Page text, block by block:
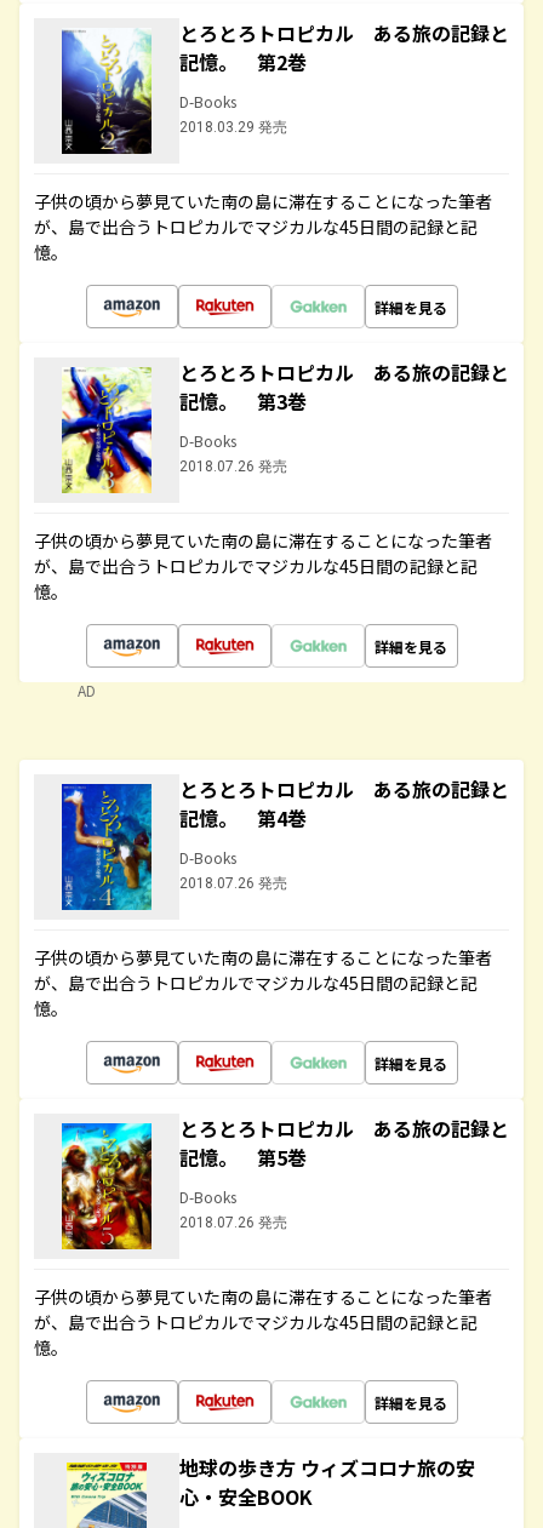
とろとろトロピカル ある旅の記録と
記憶。 第2巻
D-Books
2018.03.29 発売
子供の頃から夢見ていた南の島に滞在することになった筆者
が、島で出合うトロピカルでマジカルな45日間の記録と記
憶。
詳細を見る
とろとろトロピカル ある旅の記録と
記憶。 第3巻
D-Books
2018.07.26 発売
子供の頃から夢見ていた南の島に滞在することになった筆者
が、島で出合うトロピカルでマジカルな45日間の記録と記
憶。
詳細を見る
AD
とろとろトロピカル ある旅の記録と
記憶。 第4巻
D-Books
2018.07.26 発売
子供の頃から夢見ていた南の島に滞在することになった筆者
が、島で出合うトロピカルでマジカルな45日間の記録と記
憶。
詳細を見る
とろとろトロピカル ある旅の記録と
記憶。 第5巻
D-Books
2018.07.26 発売
子供の頃から夢見ていた南の島に滞在することになった筆者
が、島で出合うトロピカルでマジカルな45日間の記録と記
憶。
詳細を見る
地球の歩き方 ウィズコロナ旅の安
心・安全BOOK